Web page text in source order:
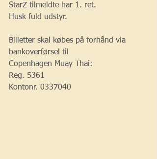
StarZ tilmeldte har 1. ret.
Husk fuld udstyr.
Billetter skal købes på forhånd via
bankoverførsel til
Copenhagen Muay Thai:
Reg. 5361
Kontonr. 0337040